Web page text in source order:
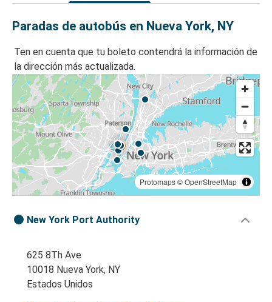
Paradas de autobús en Nueva York, NY
Ten en cuenta que tu boleto contendrá la información de
la dirección más actualizada.
Protomaps©OpenStreetMap
New York Port Authority
625 8Th Ave
10018 Nueva York, NY
Estados Unidos